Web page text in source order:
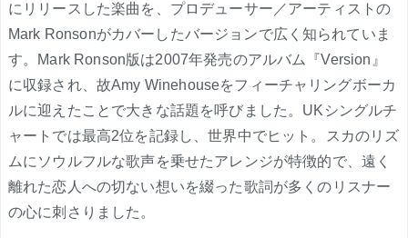
にリリースした楽曲を、プロデューサー／アーティストの
Mark Ronsonがカバーしたバージョンで広く知られていま
す。Mark Ronson版は2007年発売のアルバム『Version』
に収録され、故Amy Winehouseをフィーチャリングボーカ
ルに迎えたことで大きな話題を呼びました。UKシングルチ
ャートでは最高2位を記録し、世界中でヒット。スカのリズ
ムにソウルフルな歌声を乗せたアレンジが特徴的で、遠く
離れた恋人への切ない想いを綴った歌詞が多くのリスナー
の心に刺さりました。